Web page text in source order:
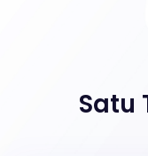
Satu